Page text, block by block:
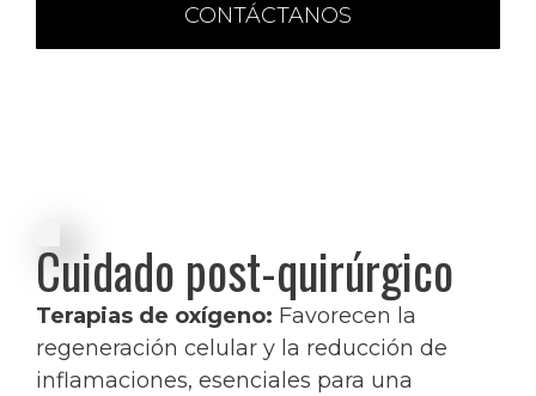
CONTÁCTANOS
Cuidado post-quirúrgico
Terapias de oxígeno: Favorecen la
regeneración celular y la reducción de
inflamaciones, esenciales para una